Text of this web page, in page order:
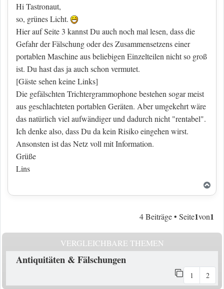
Hi Tastronaut,
so, grünes Licht.
Hier auf Seite 3 kannst Du auch noch mal lesen, dass die
Gefahr der Fälschung oder des Zusammensetzens einer
portablen Maschine aus beliebigen Einzelteilen nicht so groß
ist. Du hast das ja auch schon vermutet.
[Gäste sehen keine Links]
Die gefälschten Trichtergrammophone bestehen sogar meist
aus geschlachteten portablen Geräten. Aber umgekehrt wäre
das natürlich viel aufwändiger und dadurch nicht "rentabel".
Ich denke also, dass Du da kein Risiko eingehen wirst.
Ansonsten ist das Netz voll mit Information.
Grüße
Lins
4 Beiträge • Seite1von1
VERGLEICHBARE THEMEN
Antiquitäten & Fälschungen
1 2